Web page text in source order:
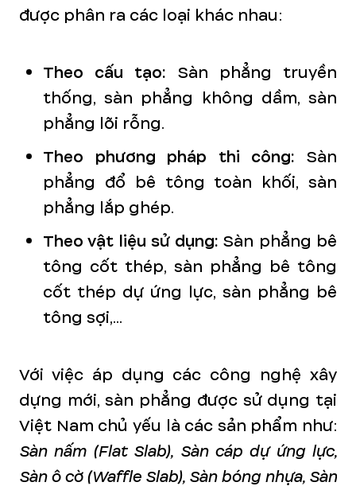
được phân ra các loại khác nhau:
Theo cấu tạo: Sàn phẳng truyền
thống, sàn phẳng không dầm, sàn
phẳng lõi rỗng.
Theo phương pháp thi công: Sàn
phẳng đổ bê tông toàn khối, sàn
phẳng lắp ghép.
Theo vật liệu sử dụng: Sàn phẳng bê
tông cốt thép, sàn phẳng bê tông
cốt thép dự ứng lực, sàn phẳng bê
tông sợi,...
Với việc áp dụng các công nghệ xây
dựng mới, sàn phẳng được sử dụng tại
Việt Nam chủ yếu là các sản phẩm như:
Sàn nấm (Flat Slab), Sàn cáp dự ứng lực,
Sàn ô cờ (Waffle Slab), Sàn bóng nhựa, Sàn